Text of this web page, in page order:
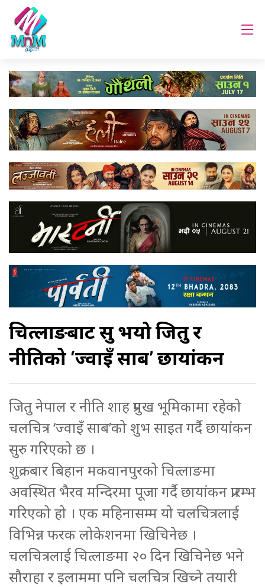
चित्लाङबाट सुरु भयो जितु र
नीतिको ‘ज्वाइँ साब’ छायांकन
जितु नेपाल र नीति शाह प्रमुख भूमिकामा रहेको
चलचित्र ‘ज्वाइँ साब’को शुभ साइत गर्दै छायांकन
सुरु गरिएको छ ।
शुक्रबार बिहान मकवानपुरको चित्लाङमा
अवस्थित भैरव मन्दिरमा पूजा गर्दै छायांकन प्रारम्भ
गरिएको हो । एक महिनासम्म यो चलचित्रलाई
विभिन्न फरक लोकेशनमा खिचिनेछ ।
चलचित्रलाई चित्लाङमा २० दिन खिचिनेछ भने
सौराहा र इलाममा पनि चलचित्र खिच्ने तयारी